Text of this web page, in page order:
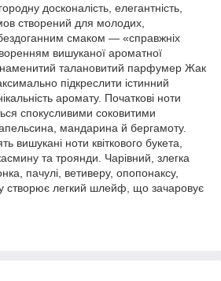
досконалість, елегантність,
створений для молодих,
бездоганним смаком — «справжніх
вишуканої ароматної
талановитий парфумер Жак
підкреслити істинний
аромату. Початкові ноти
спокусливими соковитими
мандарина й бергамоту.
вишукані ноти квіткового букета,
та троянди. Чарівний, злегка
пачулі, ветиверу, опопонаксу,
створює легкий шлейф, що зачаровує